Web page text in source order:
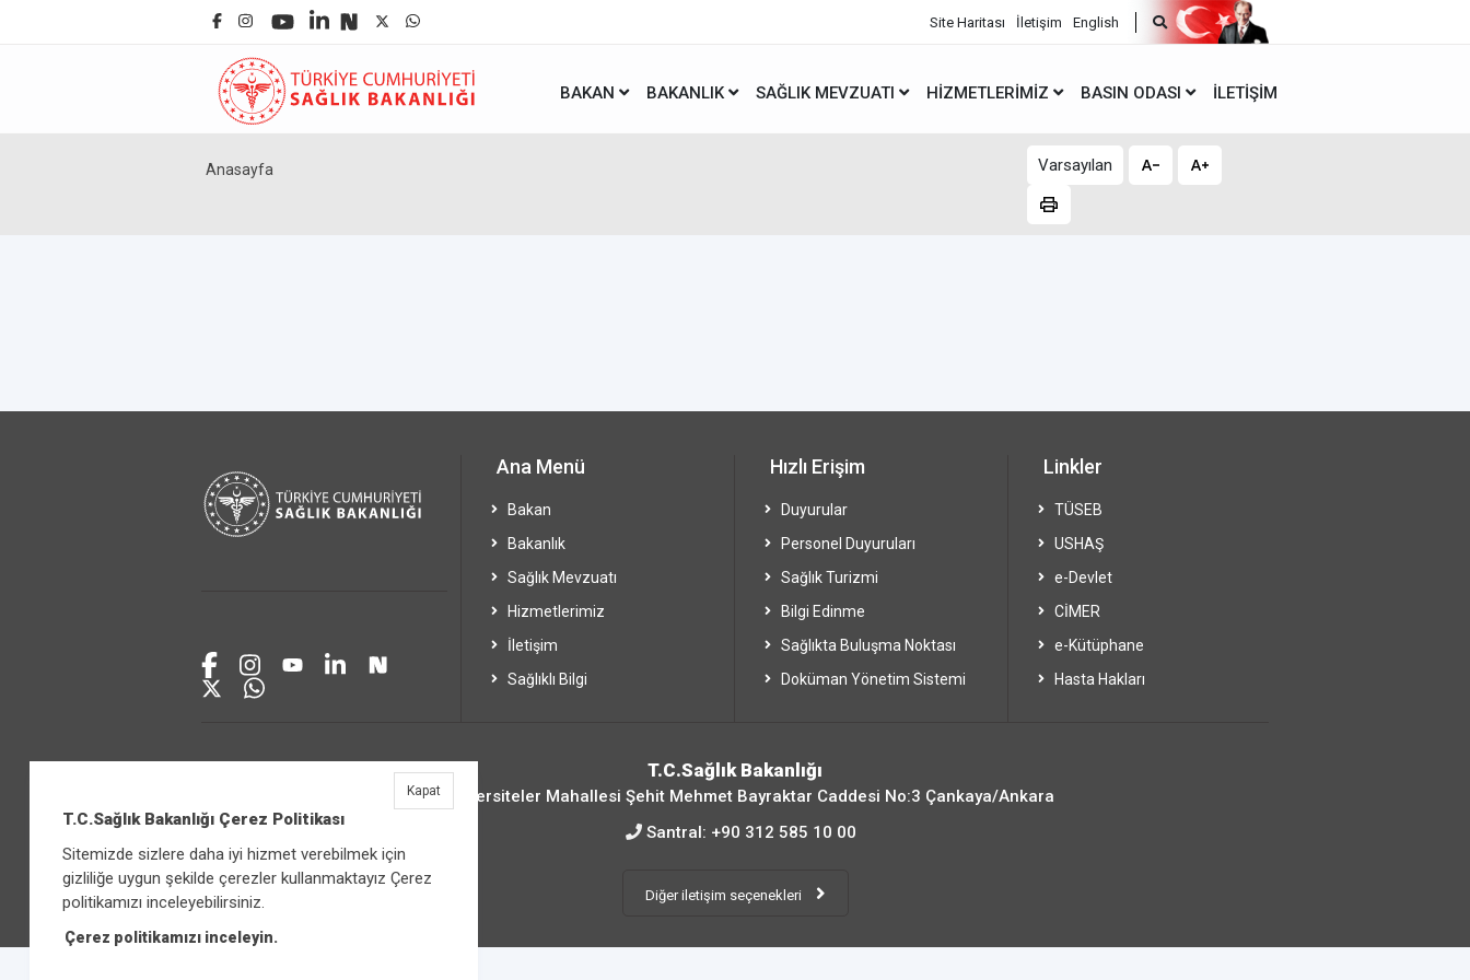
Site Haritası İletişim English
BAKAN BAKANLIK SAĞLIK MEVZUATI HIZMETLERIMIZ BASIN ODASI İLETIŞIM
Anasayfa Varsayılan
Ana Menü
Bakan
Bakanlık
Sağlık Mevzuatı
Hizmetlerimiz
İletişim
Sağlıklı Bilgi
Hızlı Erişim
Duyurular
Personel Duyuruları
Sağlık Turizmi
Bilgi Edinme
Sağlıkta Buluşma Noktası
Doküman Yönetim Sistemi
Linkler
TÜSEB
USHAŞ
e-Devlet
CİMER
e-Kütüphane
Hasta Hakları
T.C.Sağlık Bakanlığı
Üniversiteler Mahallesi Şehit Mehmet Bayraktar Caddesi No:3 Çankaya/Ankara
Santral: +90 312 585 10 00
Diğer iletişim seçenekleri
T.C.Sağlık Bakanlığı Çerez Politikası
Sitemizde sizlere daha iyi hizmet verebilmek için
gizliliğe uygun şekilde çerezler kullanmaktayız Çerez
politikamızı inceleyebilirsiniz.
Çerez politikamızı inceleyin.
Kapat